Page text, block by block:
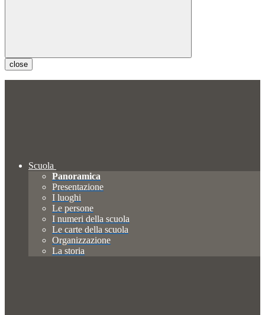
close
Scuola
Panoramica
Presentazione
I luoghi
Le persone
I numeri della scuola
Le carte della scuola
Organizzazione
La storia